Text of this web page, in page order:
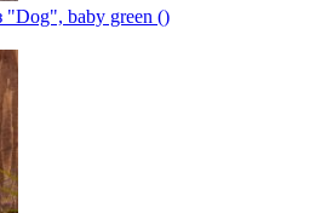
"Dog", baby green ()